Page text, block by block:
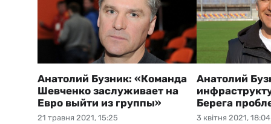
21 травня 2021, 15:25
Анатолий Бузник: «Команда
Шевченко заслуживает на
Евро выйти из группы»
3 квітня 2021, 18:04
Анатолий
Берега